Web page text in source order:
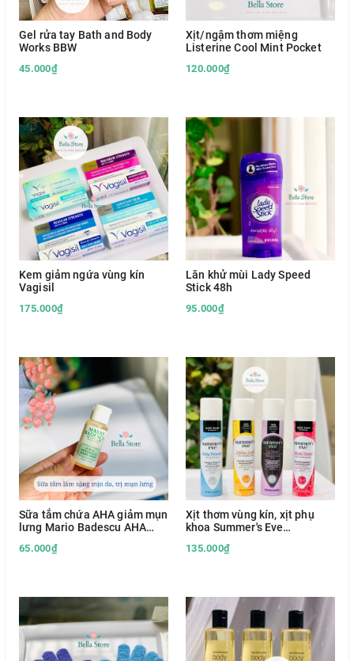
Gel rửa tay Bath and Body
Works BBW
45.000₫
Xịt/ngậm thơm miệng
Listerine Cool Mint Pocket
120.000₫
Kem giảm ngứa vùng kín
Vagisil
175.000₫
Lăn khử mùi Lady Speed
Stick 48h
95.000₫
Sữa tắm chứa AHA giảm mụn
lưng Mario Badescu AHA
29ml
65.000₫
Xịt thơm vùng kín, xịt phụ
khoa Summer's Eve
135.000₫